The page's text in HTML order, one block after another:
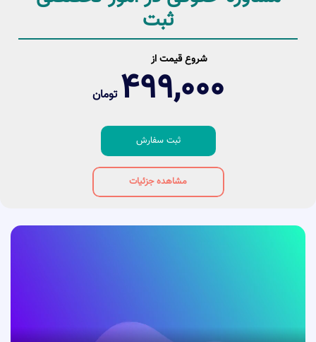
ثبت
شروع قیمت از
499,000 تومان
ثبت سفارش
مشاهده جزئیات